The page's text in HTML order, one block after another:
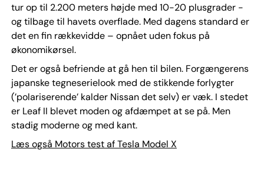
tur op til 2.200 meters højde med 10-20 plusgrader -
og tilbage til havets overflade. Med dagens standard er
det en fin rækkevidde – opnået uden fokus på
økonomikørsel.
Det er også befriende at gå hen til bilen. Forgængerens
japanske tegneserielook med de stikkende forlygter
(’polariserende’ kalder Nissan det selv) er væk. I stedet
er Leaf II blevet moden og afdæmpet at se på. Men
stadig moderne og med kant.
Læs også Motors test af Tesla Model X